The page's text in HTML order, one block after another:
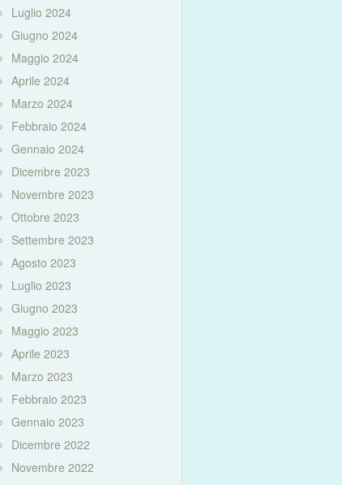
Luglio 2024
Giugno 2024
Maggio 2024
Aprile 2024
Marzo 2024
Febbraio 2024
Gennaio 2024
Dicembre 2023
Novembre 2023
Ottobre 2023
Settembre 2023
Agosto 2023
Luglio 2023
Giugno 2023
Maggio 2023
Aprile 2023
Marzo 2023
Febbraio 2023
Gennaio 2023
Dicembre 2022
Novembre 2022